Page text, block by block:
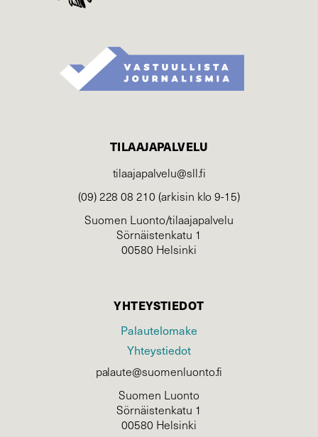
TILAAJAPALVELU
tilaajapalvelu@sll.fi
(09) 228 08 210 (arkisin klo 9-15)
Suomen Luonto/tilaajapalvelu
Sörnäistenkatu 1
00580 Helsinki
YHTEYSTIEDOT
Palautelomake
Yhteystiedot
palaute@suomenluonto.fi
Suomen Luonto
Sörnäistenkatu 1
00580 Helsinki